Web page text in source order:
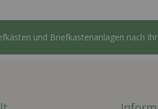
und Briefkastenanlagen nach